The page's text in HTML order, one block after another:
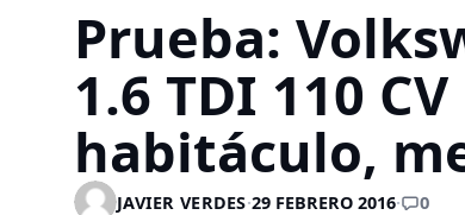
Prueba:
1.6 TDI 110
habitáculo,
JAVIER VERDES·29 FEBRERO 2016· 0